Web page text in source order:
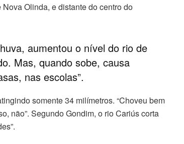
Olinda, e distante do centro do
aumentou o nível do rio de
Mas, quando sobe, causa
nas escolas”.
somente 34 milímetros. “Choveu bem
não”. Segundo Gondim, o rio Cariús corta